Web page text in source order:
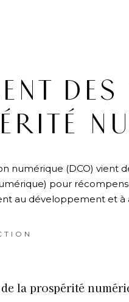
numérique (DCO) vient
pour
au développement et à
de la prospérité